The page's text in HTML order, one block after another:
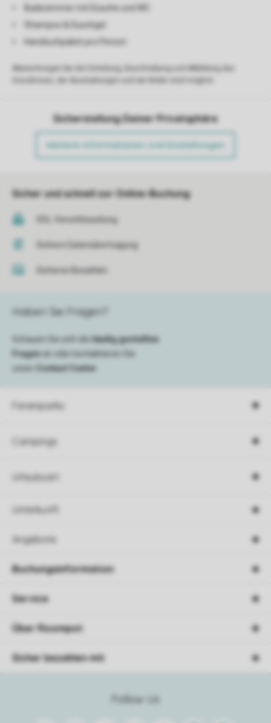
Badezimmer mit Dusche und WC
Shampoo & Duschgel
Handtuchpaket pro Person
Sicherstellung Deiner Privatsphäre
Weitere Informationen und Einstellungen
Sicher und schnell zur Online-Buchung
SSL-Verschlüsselung
Sichere Datenübertragung
Sicheres Bezahlen
Ferienparks
Campings
Urlaubsart
Unterkunft
Angebote
Haben Sie Fragen?
Schauen Sie sich die
häufig gestellten
Fragen an oder kontaktieren Sie
unser
Contact Center
Follow Us
Buchungsinformation
Service
Über Roompot
Sicher bezahlen mit